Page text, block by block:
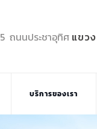
ถนนประชาอุทิศ แขว
บริการของเรา